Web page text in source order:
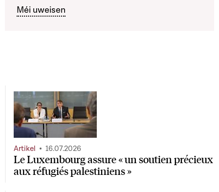
Méi uweisen
Le Luxembourg assure « un soutien précieux
aux réfugiés palestiniens »
Artikel 16.07.2026